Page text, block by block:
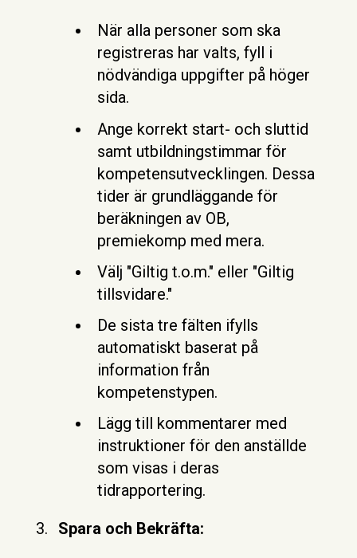
När alla personer som ska
registreras har valts, fyll i
nödvändiga uppgifter på höger
sida.
Ange korrekt start- och sluttid
samt utbildningstimmar för
kompetensutvecklingen. Dessa
tider är grundläggande för
beräkningen av OB,
premiekomp med mera.
Välj "Giltig t.o.m." eller "Giltig
tillsvidare."
De sista tre fälten ifylls
automatiskt baserat på
information från
kompetenstypen.
Lägg till kommentarer med
instruktioner för den anställde
som visas i deras
tidrapportering.
Spara och Bekräfta: